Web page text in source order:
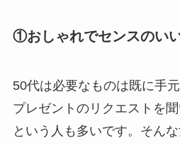
①おしゃれでセンスのい
50代は必要なものは既に手
プレゼントのリクエストを
という人も多いです。そん